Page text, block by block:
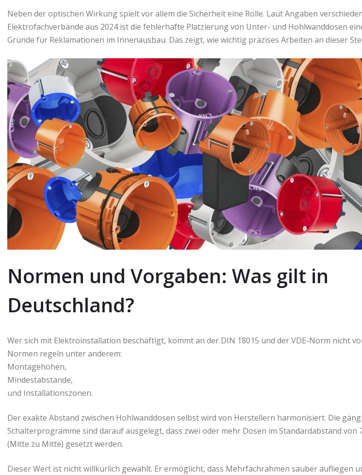
Neben der optischen Wirkung spielt vor allem die Sicherheit eine Rolle. Laut Angaben
Elektrofachverbände aus 2024 ist die fehlerhafte Platzierung von Unter- und Hohlwanddosen
Gründe für Reklamationen im Innenausbau. Das zeigt, wie wichtig präzises Arbeiten an dieser
Normen und Vorgaben: Was gilt in
Deutschland?
Wer sich mit Elektroinstallation beschäftigt, kommt an der DIN 18015 und der VDE-Norm nicht
Normen regeln unter anderem:
Montagehöhen,
Mindestabstände,
und Installationszonen.
Der exakte Abstand zwischen Hohlwanddosen selbst wird von Herstellern harmonisiert. Die
Schalterprogramme sind darauf ausgelegt, dass zwei oder mehr Dosen im Standardabstand von
(Mitte zu Mitte) gesetzt werden.
Dieser Wert ist nicht willkürlich gewählt. Er ermöglicht, dass Mehrfachrahmen sauber aufliegen